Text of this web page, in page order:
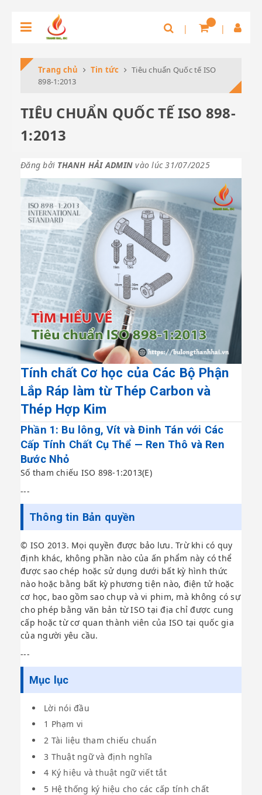
Trang chủ Tin tức
Tiêu chuẩn Quốc tế ISO
898-1:2013
TIÊU CHUẨN QUỐC TẾ ISO 898-
1:2013
Đăng bởi THANH HẢI ADMIN vào lúc 31/07/2025
Tính chất Cơ học của Các Bộ Phận
Lắp Ráp làm từ Thép Carbon và
Thép Hợp Kim
Phần 1: Bu lông, Vít và Đinh Tán với Các
Cấp Tính Chất Cụ Thể — Ren Thô và Ren
Bước Nhỏ
Số tham chiếu ISO 898-1:2013(E)
---
Thông tin Bản quyền
© ISO 2013. Mọi quyền được bảo lưu. Trừ khi có quy
định khác, không phần nào của ấn phẩm này có thể
được sao chép hoặc sử dụng dưới bất kỳ hình thức
nào hoặc bằng bất kỳ phương tiện nào, điện tử hoặc
cơ học, bao gồm sao chụp và vi phim, mà không có sự
cho phép bằng văn bản từ ISO tại địa chỉ được cung
cấp hoặc từ cơ quan thành viên của ISO tại quốc gia
của người yêu cầu.
---
Mục lục
Lời nói đầu
1 Phạm vi
2 Tài liệu tham chiếu chuẩn
3 Thuật ngữ và định nghĩa
4 Ký hiệu và thuật ngữ viết tắt
5 Hệ thống ký hiệu cho các cấp tính chất